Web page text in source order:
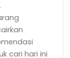
cari hari ini